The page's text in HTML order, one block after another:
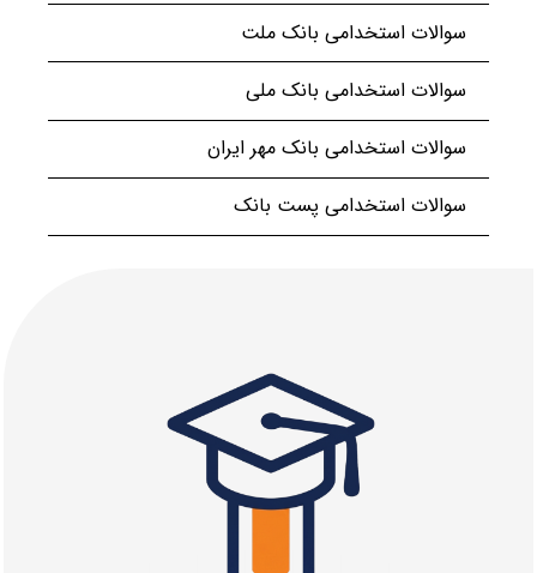
سوالات استخدامی بانک ملت
سوالات استخدامی بانک ملی
سوالات استخدامی بانک مهر ایران
سوالات استخدامی پست بانک